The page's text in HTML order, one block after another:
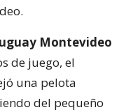
Montevideo
de juego, el
una pelota
del pequeño